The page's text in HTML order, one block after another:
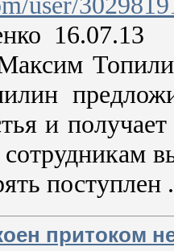
16.07.13
и
поступлен
притоком